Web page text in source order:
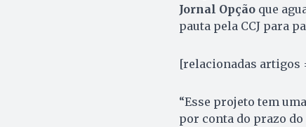
Jornal Opçãoque
pauta pela CCJ para
[relacionadas artigos =
“Esse projeto tem
por conta do prazo